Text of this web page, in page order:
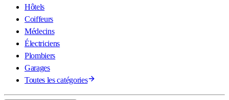
Hôtels
Coiffeurs
Médecins
Électriciens
Plombiers
Garages
Toutes les catégories